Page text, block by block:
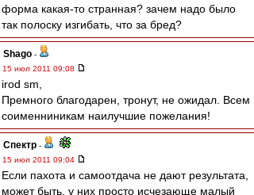
форма какая-то странная? зачем надо было
так полоску изгибать, что за бред?
Shago -
15 июл 2011 09:08
irod sm,
Премного благодарен, тронут, не ожидал. Всем
соименниникам наилучшие пожелания!
Спектр -
15 июл 2011 09:04
Если пахота и самоотдача не дают результата,
может быть, у них просто исчезающе малый